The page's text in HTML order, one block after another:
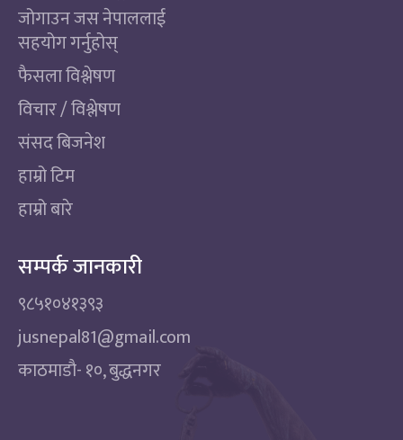
जोगाउन जस नेपाललाई
सहयोग गर्नुहोस्
फैसला विश्लेषण
विचार / विश्लेषण
संसद बिजनेश
हाम्रो टिम
हाम्रो बारे
सम्पर्क जानकारी
९८५१०४१३९३
jusnepal81@gmail.com
काठमाडाै‌- १०, बुद्धनगर